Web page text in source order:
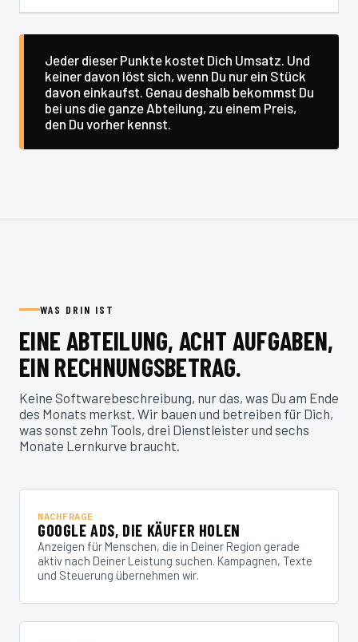
Jeder dieser Punkte kostet Dich Umsatz. Und
keiner davon löst sich, wenn Du nur ein Stück
davon einkaufst. Genau deshalb bekommst Du
bei uns die ganze Abteilung, zu einem Preis,
den Du vorher kennst.
WAS DRIN IST
EINE ABTEILUNG, ACHT AUFGABEN,
EIN RECHNUNGSBETRAG.
Keine Softwarebeschreibung, nur das, was Du am Ende
des Monats merkst. Wir bauen und betreiben für Dich,
was sonst zehn Tools, drei Dienstleister und sechs
Monate Lernkurve braucht.
NACHFRAGE
GOOGLE ADS, DIE KÄUFER HOLEN
Anzeigen für Menschen, die in Deiner Region gerade
aktiv nach Deiner Leistung suchen. Kampagnen, Texte
und Steuerung übernehmen wir.